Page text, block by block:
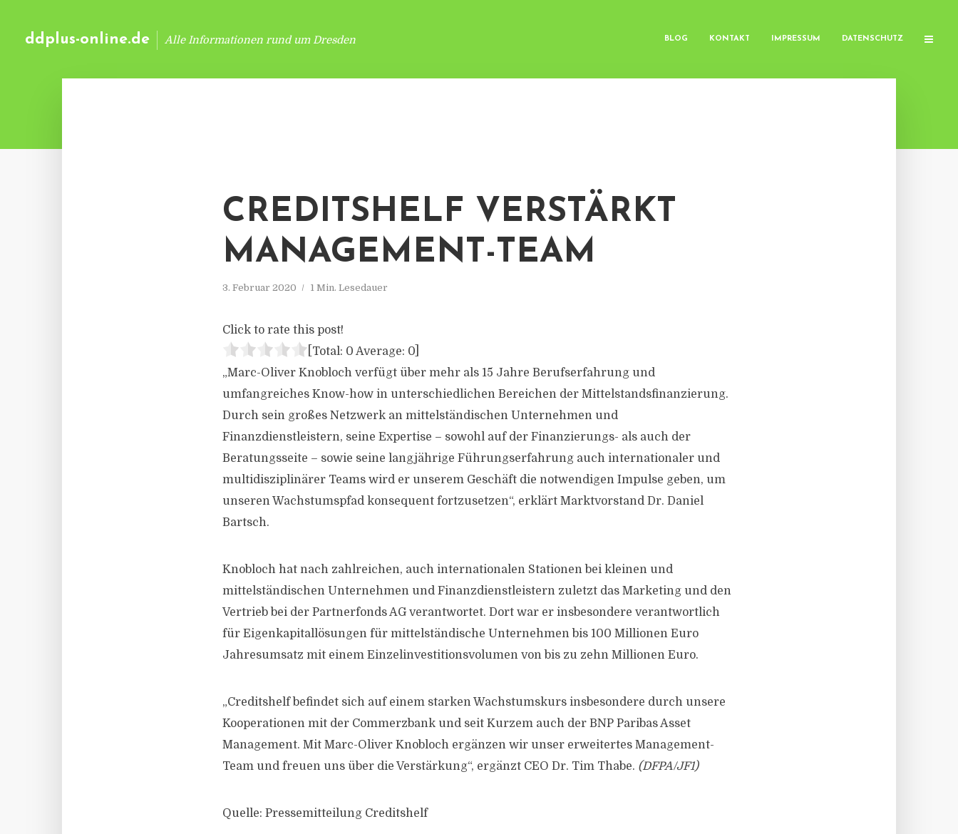
ddplus-online.de Alle Informationen rund um Dresden BLOG KONTAKT IMPRESSUM DATENSCHUTZ
CREDITSHELF VERSTÄRKT
MANAGEMENT-TEAM
3. Februar 2020 1 Min. Lesedauer
Click to rate this post!
[Total: 0 Average: 0
„Marc-Oliver Knobloch verfügt über mehr als 15 Jahre Berufserfahrung und
umfangreiches Know-how in unterschiedlichen Bereichen der Mittelstandsfinanzierung.
Durch sein großes Netzwerk an mittelständischen Unternehmen und
Finanzdienstleistern, seine Expertise – sowohl auf der Finanzierungs- als auch der
Beratungsseite – sowie seine langjährige Führungserfahrung auch internationaler und
multidisziplinärer Teams wird er unserem Geschäft die notwendigen Impulse geben, um
unseren Wachstumspfad konsequent fortzusetzen“, erklärt Marktvorstand Dr. Daniel
Bartsch.
Knobloch hat nach zahlreichen, auch internationalen Stationen bei kleinen und
mittelständischen Unternehmen und Finanzdienstleistern zuletzt das Marketing und den
Vertrieb bei der Partnerfonds AG verantwortet. Dort war er insbesondere verantwortlich
für Eigenkapitallösungen für mittelständische Unternehmen bis 100 Millionen Euro
Jahresumsatz mit einem Einzelinvestitionsvolumen von bis zu zehn Millionen Euro.
„Creditshelf befindet sich auf einem starken Wachstumskurs insbesondere durch unsere
Kooperationen mit der Commerzbank und seit Kurzem auch der BNP Paribas Asset
Management. Mit Marc-Oliver Knobloch ergänzen wir unser erweitertes Management-
Team und freuen uns über die Verstärkung“, ergänzt CEO Dr. Tim Thabe. (DFPA/JF1)
Quelle: Pressemitteilung Creditshelf